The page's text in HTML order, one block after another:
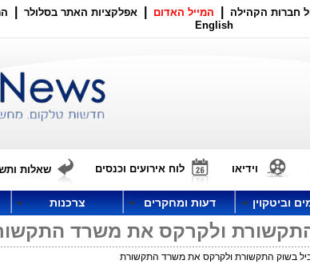
חברות הקהילה המייל האדום אפלקציות האתר בסלולר
English
וידיאו לוח אירועים וכנסים שאלות
וביטקוין דעות ומחקרים צרכנות
ולקרקס את משרד
בשוק התקשורת ולקרקס את משרד התקשורת